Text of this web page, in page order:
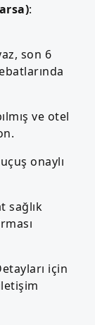
:
son 6
ve otel
onaylı
sağlık
için